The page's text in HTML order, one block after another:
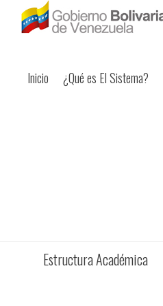
Inicio ¿Qué es El Sistema?
Estructura Académica